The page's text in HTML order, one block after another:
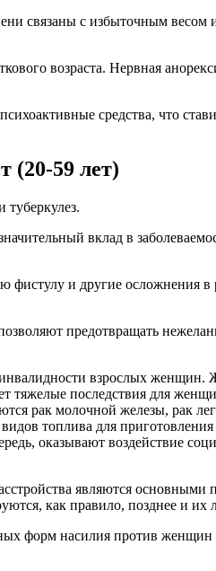
связаны с избыточным
возраста. Нервная
средства, что
(20-59 лет)
вклад в
и другие осложнения в
предотвращать
взрослых женщин.
тяжелые последствия для
рак молочной железы, рак
топлива для
оказывают воздействие
являются
как правило, позднее и
форм насилия против женщин